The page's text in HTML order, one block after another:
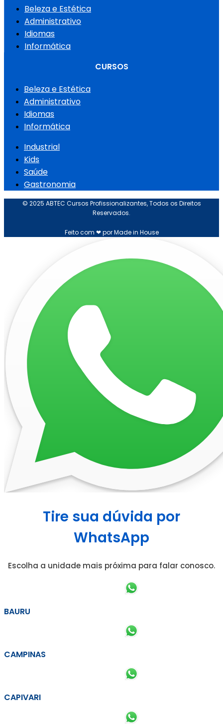
Beleza e Estética
Administrativo
Idiomas
Informática
CURSOS
Beleza e Estética
Administrativo
Idiomas
Informática
Industrial
Kids
Saúde
Gastronomia
© 2025 ABTEC Cursos Profissionalizantes, Todos os Direitos
Reservados.
Feito com ❤ por Made in House
Tire sua dúvida por
WhatsApp
Escolha a unidade mais próxima para falar conosco.
BAURU
CAMPINAS
CAPIVARI